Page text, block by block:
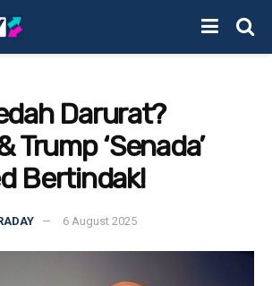
Darurat?
Trump ‘Senada’
Bertindak!
6 August 2025